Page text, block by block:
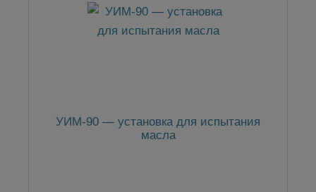
УИМ-90 — установка для испытания
масла